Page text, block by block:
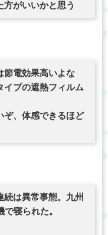
がいいかと思う
節電効果高いよな
イプの遮熱フィルム
ぞ、体感できるほど
は異常事態。九州
寝られた。